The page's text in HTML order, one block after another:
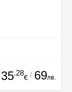
35.28
€ / 69лв.